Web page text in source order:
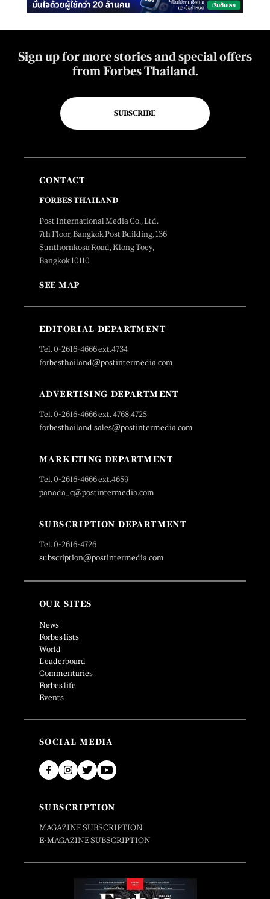
Sign up for more stories and special offers
from Forbes Thailand.
SUBSCRIBE
CONTACT
FORBES THAILAND
Post International Media Co., Ltd.
7th Floor, Bangkok Post Building, 136
Sunthornkosa Road, Klong Toey,
Bangkok 10110
SEE MAP
EDITORIAL DEPARTMENT
Tel. 0-2616-4666 ext.4734
forbesthailand@postintermedia.com
ADVERTISING DEPARTMENT
Tel. 0-2616-4666 ext. 4768,4725
forbesthailand.sales@postintermedia.com
MARKETING DEPARTMENT
Tel. 0-2616-4666 ext.4659
panada_c@postintermedia.com
SUBSCRIPTION DEPARTMENT
Tel. 0-2616-4726
subscription@postintermedia.com
OUR SITES
News
Forbes lists
World
Leaderboard
Commentaries
Forbes life
Events
SOCIAL MEDIA
SUBSCRIPTION
MAGAZINE SUBSCRIPTION
E-MAGAZINE SUBSCRIPTION